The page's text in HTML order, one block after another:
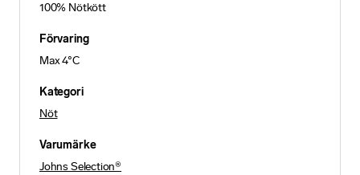
100% Nötkött
Förvaring
Max 4°C
Kategori
Nöt
Varumärke
Johns Selection®